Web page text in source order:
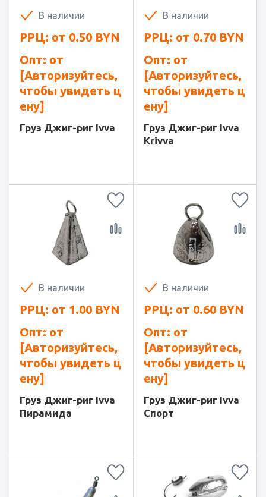
В наличии
РРЦ: от 0.50 BYN
Опт: от
[Авторизуйтесь,
чтобы увидеть ц
ену]
Груз Джиг-риг Ivva
В наличии
РРЦ: от 0.70 BYN
Опт: от
[Авторизуйтесь,
чтобы увидеть ц
ену]
Груз Джиг-риг Ivva
Krivva
В наличии
РРЦ: от 1.00 BYN
Опт: от
[Авторизуйтесь,
чтобы увидеть ц
ену]
Груз Джиг-риг Ivva
Пирамида
В наличии
РРЦ: от 0.60 BYN
Опт: от
[Авторизуйтесь,
чтобы увидеть ц
ену]
Груз Джиг-риг Ivva
Спорт